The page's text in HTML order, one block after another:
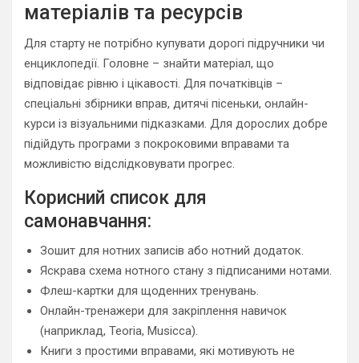
матеріалів та ресурсів
Для старту не потрібно купувати дорогі підручники чи
енциклопедії. Головне – знайти матеріал, що
відповідає рівню і цікавості. Для початківців –
спеціальні збірники вправ, дитячі пісеньки, онлайн-
курси із візуальними підказками. Для дорослих добре
підійдуть програми з покроковими вправами та
можливістю відслідковувати прогрес.
Корисний список для
самонавчання:
Зошит для нотних записів або нотний додаток.
Яскрава схема нотного стану з підписаними нотами.
Флеш-картки для щоденних тренувань.
Онлайн-тренажери для закріплення навичок
(наприклад, Teoria, Musicca).
Книги з простими вправами, які мотивують не